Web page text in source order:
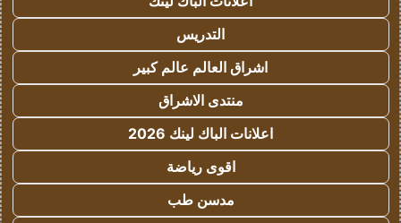
التدريس
اشراق العالم عالم كبير
منتدى الاشراق
اعلانات الباك لينك 2026
اقوى رياضة
مدسن طب